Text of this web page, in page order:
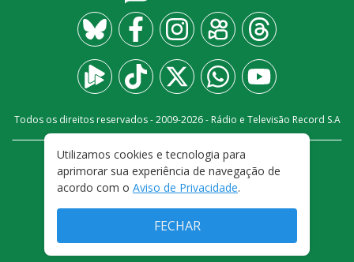
Todos os direitos reservados - 2009-2026- Rádio e Televisão Record S.A
FALE CONOSCO
PRIVACIDADE
TERMOS E CONDIÇÕES DE USO
Utilizamos cookies e tecnologia para
aprimorar sua experiência de navegação de
acordo com o Aviso de Privacidade.
FECHAR